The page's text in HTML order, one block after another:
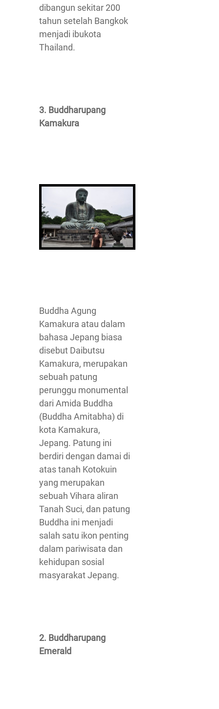
dibangun sekitar 200
tahun setelah Bangkok
menjadi ibukota
Thailand.
3. Buddharupang
Kamakura
Buddha Agung
Kamakura atau dalam
bahasa Jepang biasa
disebut Daibutsu
Kamakura, merupakan
sebuah patung
perunggu monumental
dari Amida Buddha
(Buddha Amitabha) di
kota Kamakura,
Jepang. Patung ini
berdiri dengan damai di
atas tanah Kotokuin
yang merupakan
sebuah Vihara aliran
Tanah Suci, dan patung
Buddha ini menjadi
salah satu ikon penting
dalam pariwisata dan
kehidupan sosial
masyarakat Jepang.
2. Buddharupang
Emerald